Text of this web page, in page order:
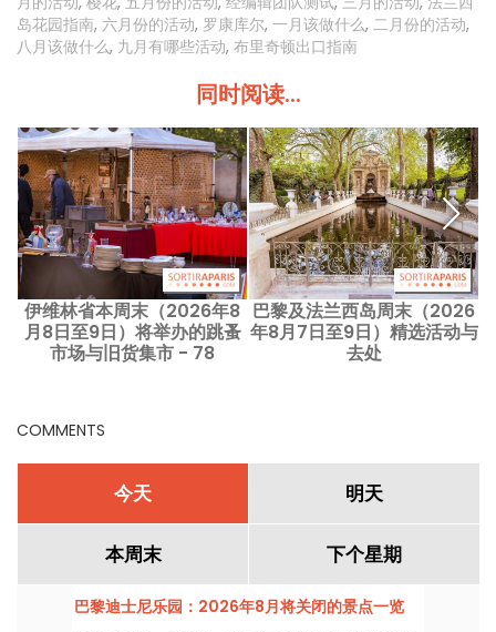
岛花园指南, 六月份的活动, 罗康库尔, 一月该做什么, 二月份的活动,
八月该做什么, 九月有哪些活动, 布里奇顿出口指南
同时阅读...
伊维林省本周末（2026年8
月8日至9日）将举办的跳蚤
市场与旧货集市 - 78
巴黎及法兰西岛周末（2026
年8月7日至9日）精选活动与
去处
COMMENTS
今天 明天
本周末 下个星期
巴黎迪士尼乐园：2026年8月将关闭的景点一览